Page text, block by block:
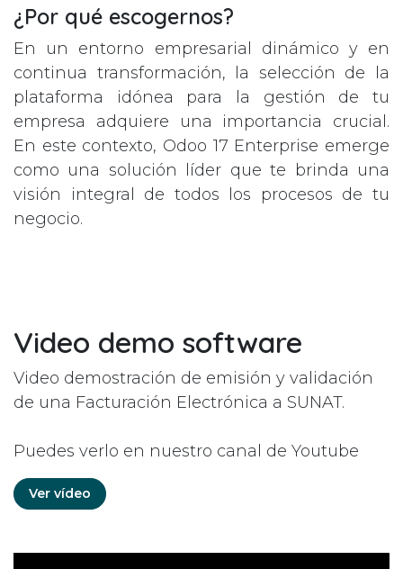
¿Por qué escogernos?
En un entorno empresarial dinámico y en
continua transformación, la selección de la
plataforma idónea para la gestión de tu
empresa adquiere una importancia crucial.
En este contexto, Odoo 17 Enterprise emerge
como una solución líder que te brinda una
visión integral de todos los procesos de tu
negocio.
Video demo software
Video demostración de emisión y validación
de una Facturación Electrónica a SUNAT.
Puedes verlo en nuestro canal de Youtube
Ver vídeo